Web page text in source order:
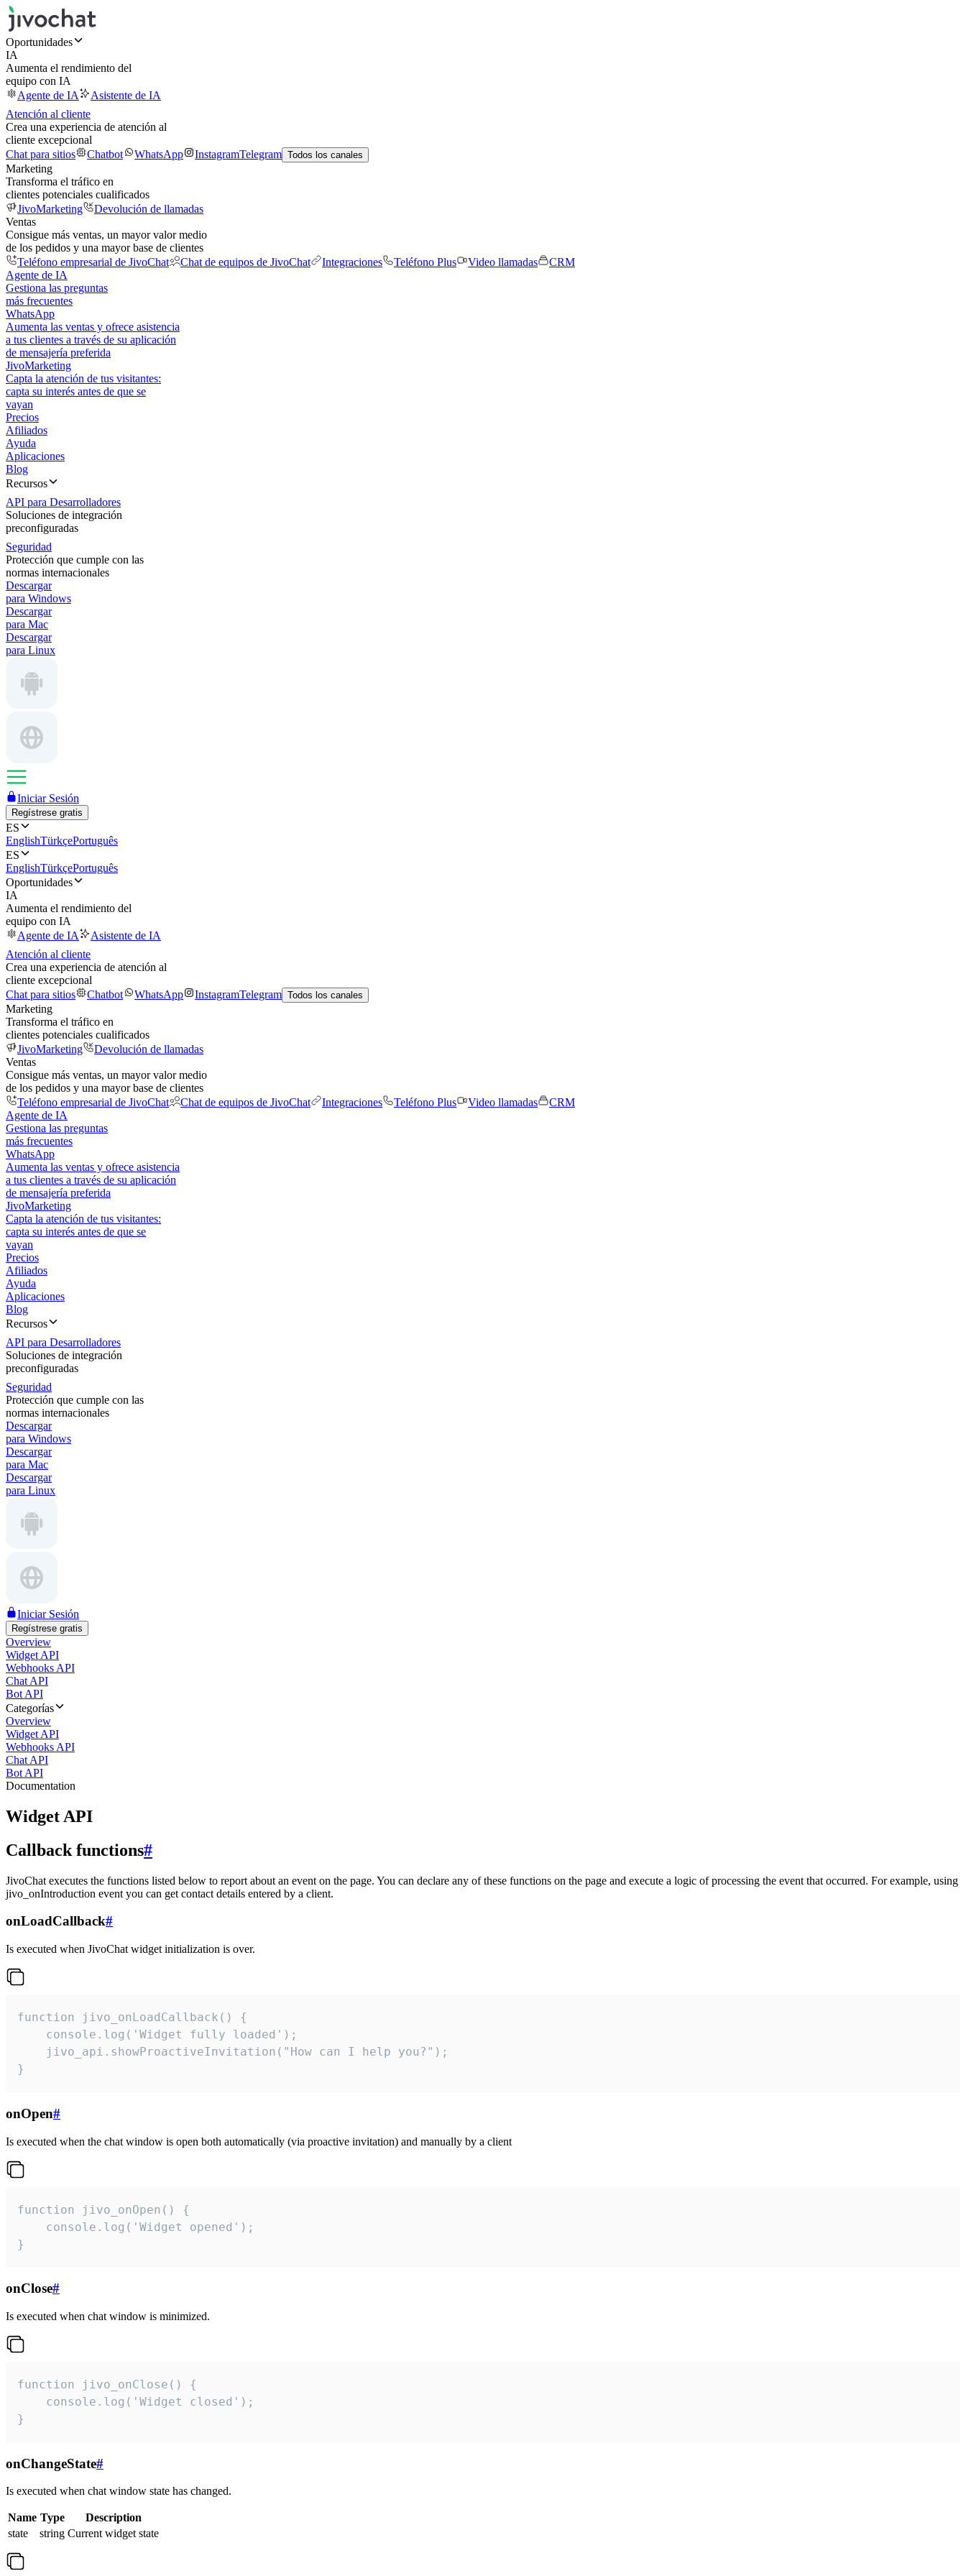
Oportunidades
IA
Aumenta el rendimiento del
equipo con IA
Agente de IA
Asistente de IA
Atención al cliente
Crea una experiencia de atención al
cliente excepcional
Chat para sitios
Chatbot WhatsApp InstagramTelegram Todos los canales
Marketing
Transforma el tráfico en
clientes potenciales cualificados
JivoMarketing
Devolución de llamadas
Ventas
Consigue más ventas, un mayor valor medio
de los pedidos y una mayor base de clientes
Teléfono empresarial de JivoChat
Chat de equipos de JivoChat Integraciones Teléfono Plus Video llamadas
CRM
Agente de IA
Gestiona las preguntas
más frecuentes
WhatsApp
Aumenta las ventas y ofrece asistencia
a tus clientes a través de su aplicación
de mensajería preferida
JivoMarketing
Capta la atención de tus visitantes:
capta su interés antes de que se
vayan
Precios
Afiliados
Ayuda
Aplicaciones
Blog
Recursos
API para Desarrolladores
Soluciones de integración
preconfiguradas
Seguridad
Protección que cumple con las
normas internacionales
Descargar
para Windows
Descargar
para Mac
Descargar
para Linux
Iniciar Sesión
Regístrese gratis
ES
EnglishTürkçePortuguês
ES
EnglishTürkçePortuguês
Oportunidades
IA
Aumenta el rendimiento del
equipo con IA
Agente de IA
Asistente de IA
Atención al cliente
Crea una experiencia de atención al
cliente excepcional
Chat para sitios
Chatbot WhatsApp InstagramTelegram Todos los canales
Marketing
Transforma el tráfico en
clientes potenciales cualificados
JivoMarketing
Devolución de llamadas
Ventas
Consigue más ventas, un mayor valor medio
de los pedidos y una mayor base de clientes
Teléfono empresarial de JivoChat
Chat de equipos de JivoChat Integraciones Teléfono Plus Video llamadas
CRM
Agente de IA
Gestiona las preguntas
más frecuentes
WhatsApp
Aumenta las ventas y ofrece asistencia
a tus clientes a través de su aplicación
de mensajería preferida
JivoMarketing
Capta la atención de tus visitantes:
capta su interés antes de que se
vayan
Precios
Afiliados
Ayuda
Aplicaciones
Blog
Recursos
API para Desarrolladores
Soluciones de integración
preconfiguradas
Seguridad
Protección que cumple con las
normas internacionales
Descargar
para Windows
Descargar
para Mac
Descargar
para Linux
Iniciar Sesión
Regístrese gratis
Overview
Widget API
Webhooks API
Chat API
Bot API
Categorías
Overview
Widget API
Webhooks API
Chat API
Bot API
Documentation
Widget API
Callback functions#
JivoChat executes the functions listed below to report about an event on the page. You can declare any of these functions on the page and execute a logic of processing the event that occurred. For example, using
jivo_onIntroduction event you can get contact details entered by a client.
onLoadCallback#
Is executed when JivoChat widget initialization is over.
function jivo_onLoadCallback() {
    console.log('Widget fully loaded');
    jivo_api.showProactiveInvitation("How can I help you?");
}
onOpen#
Is executed when the chat window is open both automatically (via proactive invitation) and manually by a client
function jivo_onOpen() {
    console.log('Widget opened');
}
onClose#
Is executed when chat window is minimized.
function jivo_onClose() {
    console.log('Widget closed');
}
onChangeState#
Is executed when chat window state has changed.
Name Type
Description
state
string Current widget state